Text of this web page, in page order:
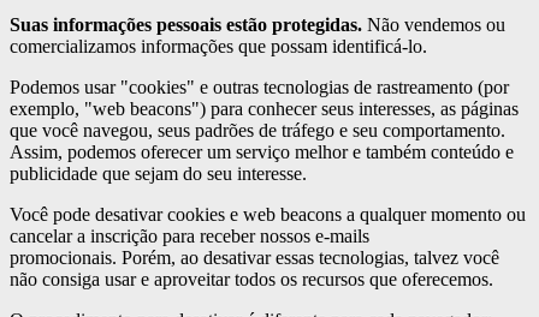
Suas informações pessoais estão protegidas. Não vendemos ou
comercializamos informações que possam identificá-lo.
Podemos usar "cookies" e outras tecnologias de rastreamento (por
exemplo, "web beacons") para conhecer seus interesses, as páginas
que você navegou, seus padrões de tráfego e seu comportamento.
Assim, podemos oferecer um serviço melhor e também conteúdo e
publicidade que sejam do seu interesse.
Você pode desativar cookies e web beacons a qualquer momento ou
cancelar a inscrição para receber nossos e-mails
promocionais. Porém, ao desativar essas tecnologias, talvez você
não consiga usar e aproveitar todos os recursos que oferecemos.